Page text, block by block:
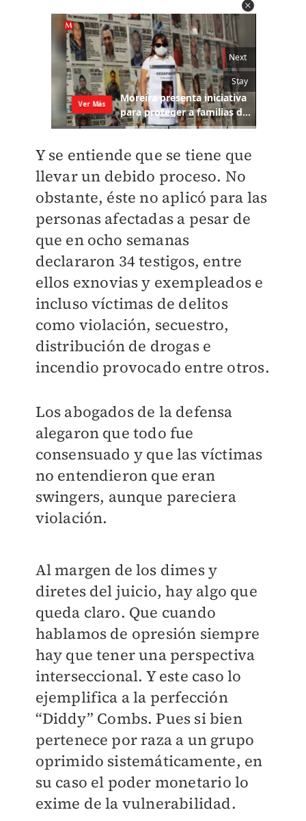
Y se entiende que se tiene que
llevar un debido proceso. No
obstante, éste no aplicó para las
personas afectadas a pesar de
que en ocho semanas
declararon 34 testigos, entre
ellos exnovias y exempleados e
incluso víctimas de delitos
como violación, secuestro,
distribución de drogas e
incendio provocado entre otros.
Los abogados de la defensa
alegaron que todo fue
consensuado y que las víctimas
no entendieron que eran
swingers, aunque pareciera
violación.
Al margen de los dimes y
diretes del juicio, hay algo que
queda claro. Que cuando
hablamos de opresión siempre
hay que tener una perspectiva
interseccional. Y este caso lo
ejemplifica a la perfección
“Diddy” Combs. Pues si bien
pertenece por raza a un grupo
oprimido sistemáticamente, en
su caso el poder monetario lo
exime de la vulnerabilidad.